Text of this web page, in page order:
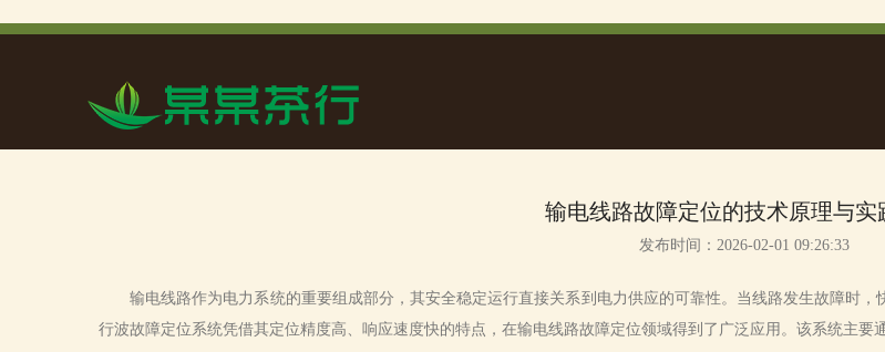
输电线路故障定位的技术原理与实
发布时间：2026-02-01 09:26:33
输电线路作为电力系统的重要组成部分，其安全稳定运行直接关系到电力供应的可靠性。当线路发生故障时，
行波故障定位系统凭借其定位精度高、响应速度快的特点，在输电线路故障定位领域得到了广泛应用。该系统主要